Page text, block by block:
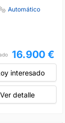
Automático
16.900 €
interesado
Ver detalle